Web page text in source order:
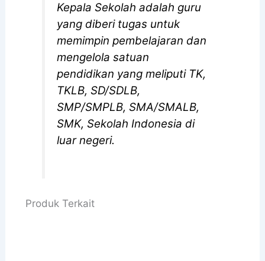
Kepala Sekolah adalah guru
yang diberi tugas untuk
memimpin pembelajaran dan
mengelola satuan
pendidikan yang meliputi TK,
TKLB, SD/SDLB,
SMP/SMPLB, SMA/SMALB,
SMK, Sekolah Indonesia di
luar negeri.­
Produk Terkait